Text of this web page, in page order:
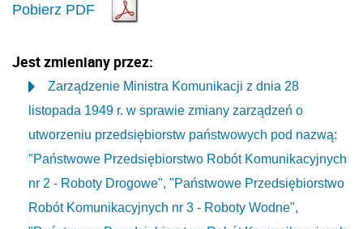
Pobierz PDF
Jest zmieniany przez:
Zarządzenie Ministra Komunikacji z dnia 28
listopada 1949 r. w sprawie zmiany zarządzeń o
utworzeniu przedsiębiorstw państwowych pod nazwą:
"Państwowe Przedsiębiorstwo Robót Komunikacyjnych
nr 2 - Roboty Drogowe", "Państwowe Przedsiębiorstwo
Robót Komunikacyjnych nr 3 - Roboty Wodne",